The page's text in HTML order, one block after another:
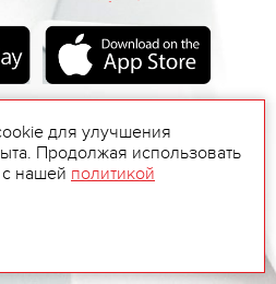
для улучшения
Продолжая использовать
с нашей политикой